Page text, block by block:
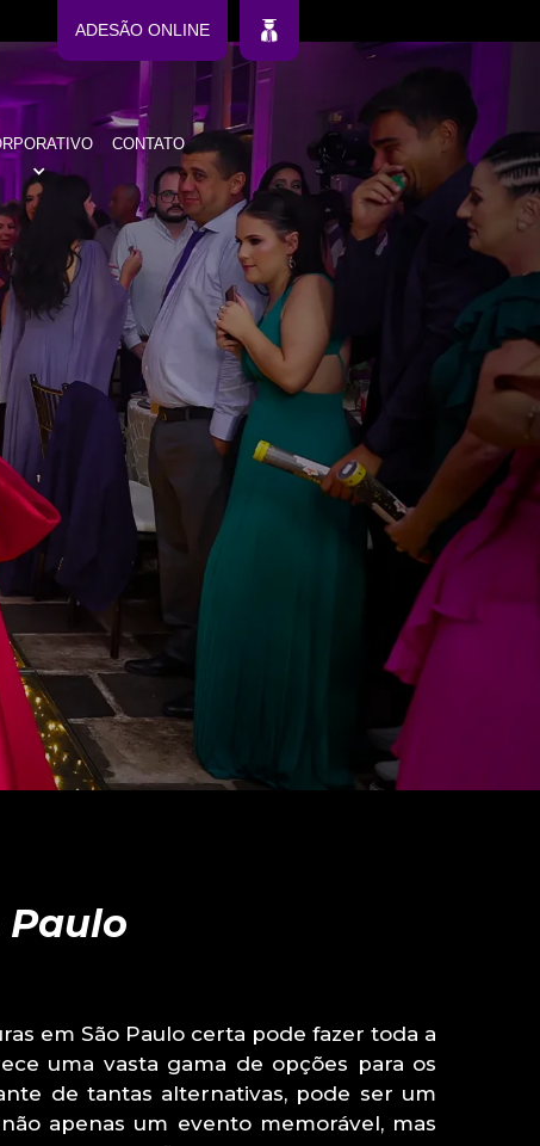
ADESÃO ONLINE
CONTATO
Paulo
em São Paulo certa pode fazer toda a
uma vasta gama de opções para os
de tantas alternativas, pode ser um
apenas um evento memorável, mas